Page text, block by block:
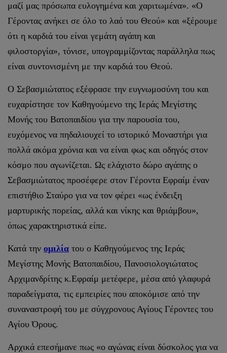
μαζί μας πρόσωπα ευλογημένα και χαριτωμένα». «Ο
Γέροντας ανήκει σε όλο το λαό του Θεού» και «ξέρουμε
ότι η καρδιά του είναι γεμάτη αγάπη και
φιλοστοργία», τόνισε, υπογραμμίζοντας παράλληλα πως
είναι συντονισμένη με την καρδιά του Θεού.
Ο Σεβασμιώτατος εξέφρασε την ευγνωμοσύνη του και
ευχαρίστησε τον Καθηγούμενο της Ιεράς Μεγίστης
Μονής του Βατοπαιδίου για την παρουσία του,
ευχόμενος να πηδαλιουχεί το ιστορικό Μοναστήρι για
πολλά ακόμα χρόνια και να είναι φως και οδηγός στον
κόσμο που αγωνίζεται. Ως ελάχιστο δώρο αγάπης ο
Σεβασμιώτατος προσέφερε στον Γέροντα Εφραίμ έναν
επιστήθιο Σταύρο για να τον φέρει «ως ένδειξη
μαρτυρικής πορείας, αλλά και νίκης και θριάμβου»,
όπως χαρακτηριστικά είπε.
Κατά την ομιλία του ο Καθηγούμενος της Ιεράς
Μεγίστης Μονής Βατοπαιδίου, Πανοσιολογιώτατος
Αρχιμανδρίτης κ.Εφραίμ μετέφερε, μέσα από γλαφυρά
παραδείγματα, τις εμπειρίες που αποκόμισε από την
συναναστροφή του με σύγχρονους Αγίους Γέροντες του
Αγίου Όρους.
Αρχικά επεσήμανε πως «ο αγώνας είναι δύσκολος για να